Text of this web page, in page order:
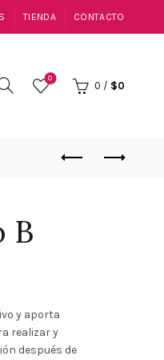
TIENDA CONTACTO
0
0 / $0
B
y aporta
realizar y
después de